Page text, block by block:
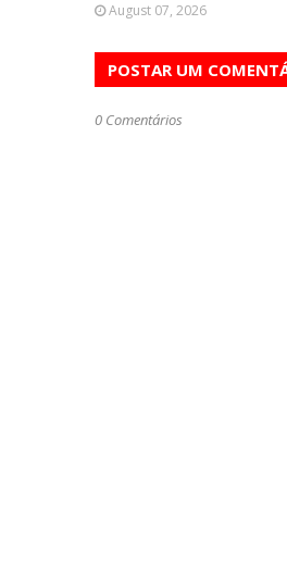
August 07, 2026
POSTAR UM
0 Comentários